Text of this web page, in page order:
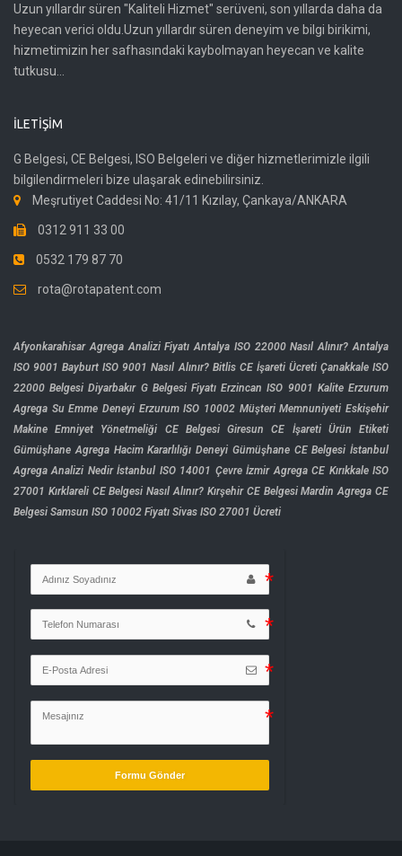
Uzun yıllardır süren "Kaliteli Hizmet" serüveni, son yıllarda daha da
heyecan verici oldu.Uzun yıllardır süren deneyim ve bilgi birikimi,
hizmetimizin her safhasındaki kaybolmayan heyecan ve kalite
tutkusu...
İLETIŞIM
G Belgesi, CE Belgesi, ISO Belgeleri ve diğer hizmetlerimizle ilgili
bilgilendirmeleri bize ulaşarak edinebilirsiniz.
Meşrutiyet Caddesi No: 41/11 Kızılay, Çankaya/ANKARA
0312 911 33 00
0532 179 87 70
rota@rotapatent.com
Afyonkarahisar Agrega Analizi Fiyatı Antalya ISO 22000 Nasıl Alınır? Antalya
ISO 9001 Bayburt ISO 9001 Nasıl Alınır? Bitlis CE İşareti Ücreti Çanakkale ISO
22000 Belgesi Diyarbakır G Belgesi Fiyatı Erzincan ISO 9001 Kalite Erzurum
Agrega Su Emme Deneyi Erzurum ISO 10002 Müşteri Memnuniyeti Eskişehir
Makine Emniyet Yönetmeliği CE Belgesi Giresun CE İşareti Ürün Etiketi
Gümüşhane Agrega Hacim Kararlılığı Deneyi Gümüşhane CE Belgesi İstanbul
Agrega Analizi Nedir İstanbul ISO 14001 Çevre İzmir Agrega CE Kırıkkale ISO
27001 Kırklareli CE Belgesi Nasıl Alınır? Kırşehir CE Belgesi Mardin Agrega CE
Belgesi Samsun ISO 10002 Fiyatı Sivas ISO 27001 Ücreti
Formu Gönder